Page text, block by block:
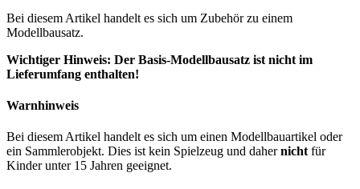
Bei diesem Artikel handelt es sich um Zubehör zu einem
Modellbausatz.
Wichtiger Hinweis: Der Basis-Modellbausatz ist nicht im
Lieferumfang enthalten!
Warnhinweis
Bei diesem Artikel handelt es sich um einen Modellbauartikel oder
ein Sammlerobjekt. Dies ist kein Spielzeug und dahernicht für
Kinder unter 15 Jahren geeignet.